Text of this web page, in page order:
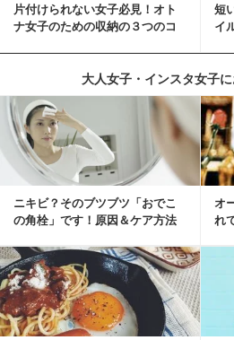
片付けられない女子必見！オト
ナ女子のための収納の３つのコ
短
イ
大人女子・インスタ女子
ニキビ？そのブツブツ「おでこ
の角栓」です！原因＆ケア方法
オ
れ